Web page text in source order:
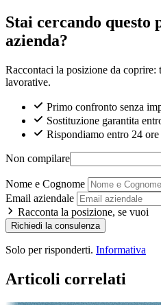
Stai cercando
azienda?
Raccontaci la posizione da
lavorative.
Primo confronto senza
Sostituzione garantita
Rispondiamo entro 24
Non compilare
Nome e Cognome
Email aziendale
Racconta la posizione, se vuoi
Richiedi la consulenza
Solo per risponderti. Informativa
Articoli correlati